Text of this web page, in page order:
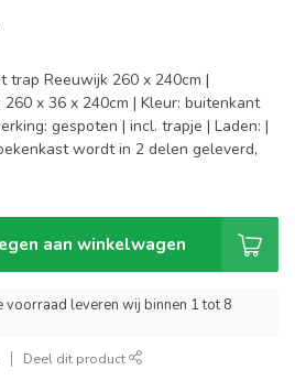
trap Reeuwijk 260 x 240cm |
x 36 x 240cm | Kleur: buitenkant
gespoten | incl. trapje | Laden: |
wordt in 2 delen geleverd,
aan winkelwagen
voorraad leveren wij binnen 1 tot 8
Deel dit product